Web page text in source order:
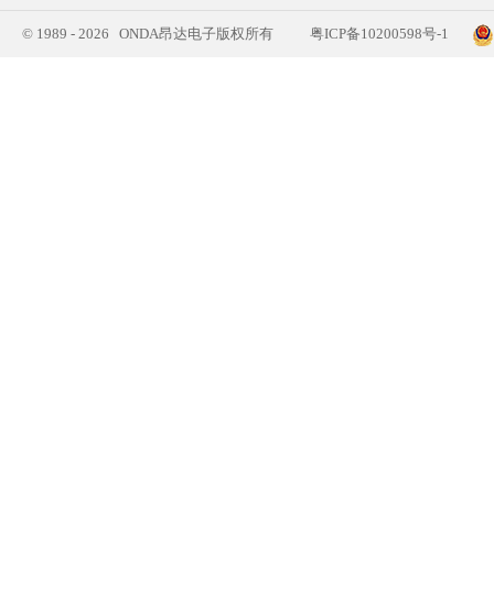
© 1989 - 2026 ONDA昂达电子版权所有 粤ICP备10200598号-1